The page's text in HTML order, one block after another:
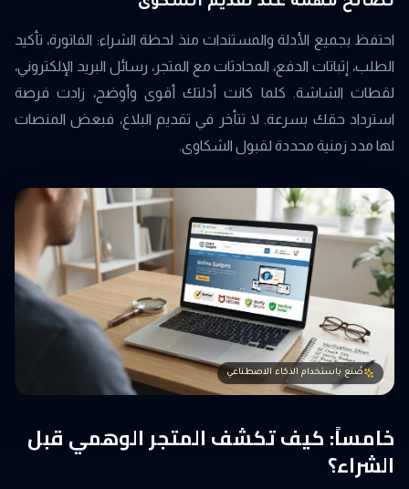
احتفظ بجميع الأدلة والمستندات منذ لحظة الشراء: الفاتورة، تأكيد
الطلب، إثباتات الدفع، المحادثات مع المتجر، رسائل البريد الإلكتروني،
لقطات الشاشة. كلما كانت أدلتك أقوى وأوضح، زادت فرصة
استرداد حقك بسرعة. لا تتأخر في تقديم البلاغ، فبعض المنصات
لها مدد زمنية محددة لقبول الشكاوى.
صُنع باستخدام الذكاء الاصطناعي
خامساً: كيف تكشف المتجر الوهمي قبل
الشراء؟